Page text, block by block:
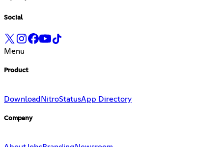
Social
Menu
Product
Download NitroStatusApp Directory
Company